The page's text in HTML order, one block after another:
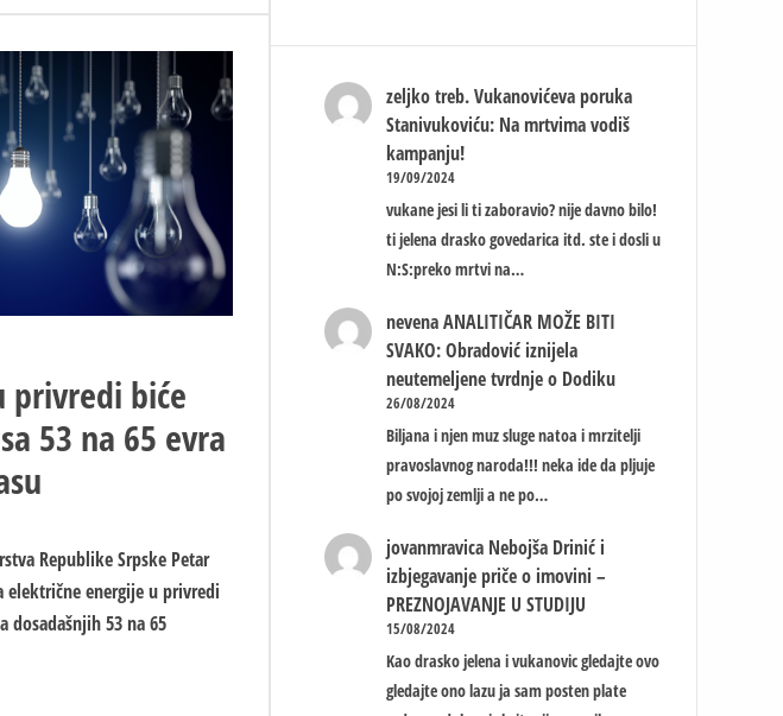
Đokiću
privredi biće
53 na 65 evra
Republike Srpske Petar
električne energije u privredi
dosadašnjih 53 na 65
zeljko treb. Vukanovićeva poruka
Stanivukoviću: Na mrtvima vodiš
kampanju!
19/09/2024
vukane jesi li ti zaboravio? nije davno bilo!
ti jelena drasko govedarica itd. ste i dosli u
N:S:preko mrtvi na…
nevena ANALITIČAR MOŽE BITI
SVAKO: Obradović iznijela
neutemeljene tvrdnje o Dodiku
26/08/2024
Biljana i njen muz sluge natoa i mrzitelji
pravoslavnog naroda!!! neka ide da pljuje
po svojoj zemlji a ne po…
jovanmravica Nebojša Drinić i
izbjegavanje priče o imovini –
PREZNOJAVANJE U STUDIJU
15/08/2024
Kao drasko jelena i vukanovic gledajte ovo
gledajte ono lazu ja sam posten plate